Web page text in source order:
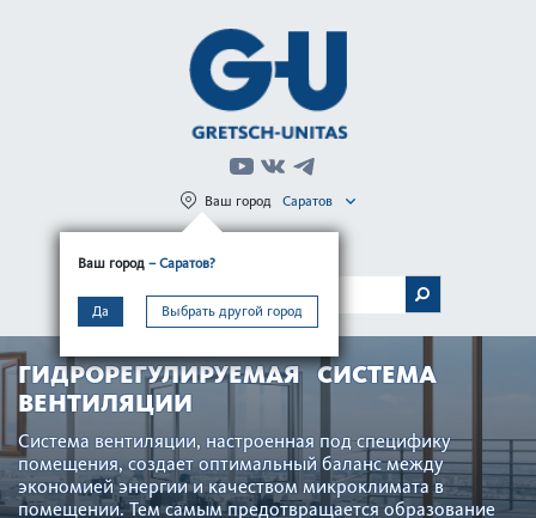
Ваш город – Саратов?
Да Выбрать другой город
Ваш город Саратов
МЕНЮ
ГИДРОРЕГУЛИРУЕМАЯ СИСТЕМА
ВЕНТИЛЯЦИИ
Сис­тема вентиляции, наст­роенная под специфику
помещения, создает оптимальный баланс между
экономией энергии и качес­твом микро­климата в
помещении. Тем самым предотв­ращается обра­зование